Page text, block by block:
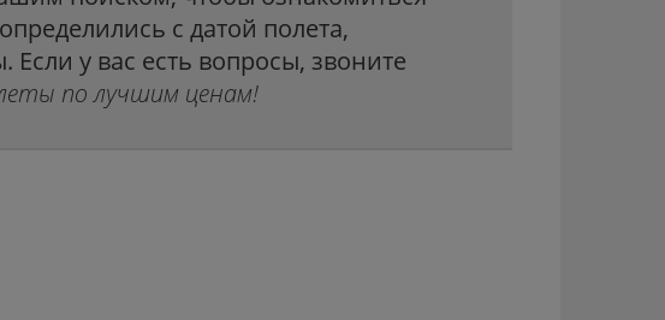
с датой полета,
у вас есть вопросы, звоните
по лучшим ценам!